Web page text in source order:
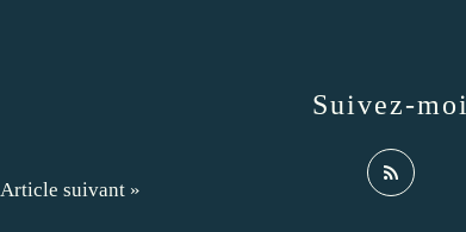
Article suivant »
Suivez-moi